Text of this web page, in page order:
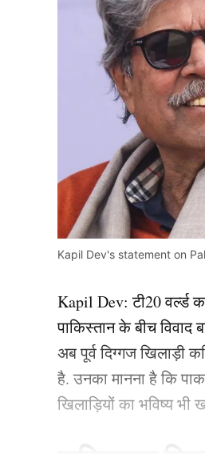
Kapil Dev's statement on
Kapil Dev: टी20
पाकिस्तान के बीच विवाद
अब पूर्व दिग्गज खिलाड़ी
है. उनका मानना है कि
खिलाड़ियों का भविष्य